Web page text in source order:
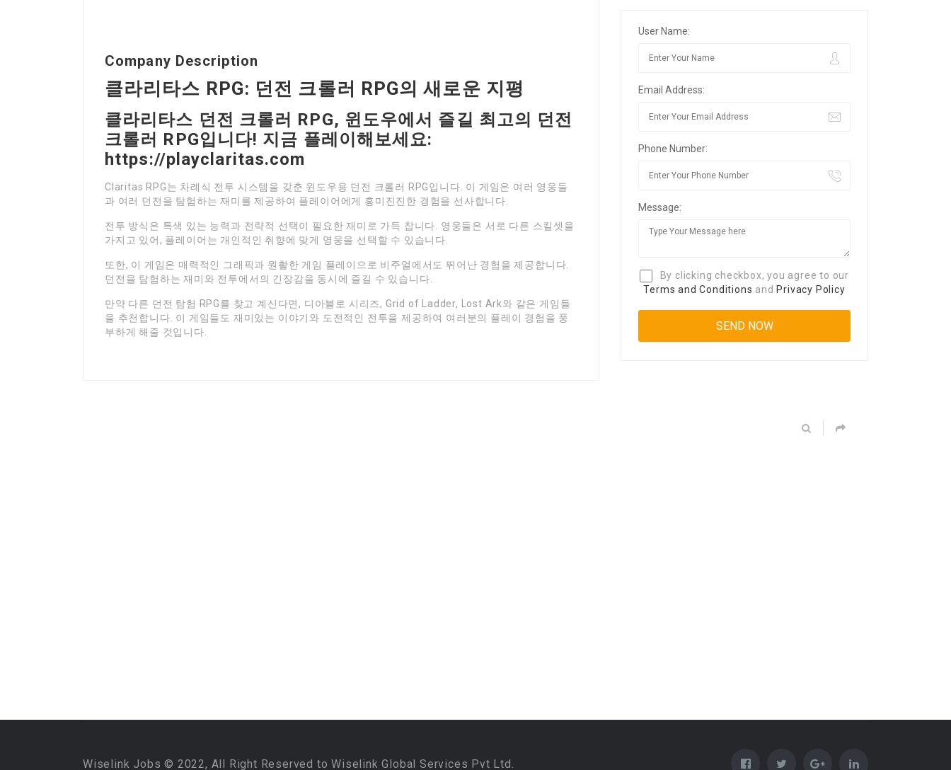
Company Description
클라리타스 RPG: 던전 크롤러 RPG의 새로운 지평
클라리타스 던전 크롤러 RPG, 윈도우에서 즐길 최고의 던전
크롤러 RPG입니다! 지금 플레이해보세요:
https://playclaritas.com
Claritas RPG는 차례식 전투 시스템을 갖춘 윈도우용 던전 크롤러 RPG입니다. 이 게임은 여러 영웅들
과 여러 던전을 탐험하는 재미를 제공하여 플레이어에게 흥미진진한 경험을 선사합니다.
전투 방식은 특색 있는 능력과 전략적 선택이 필요한 재미로 가득 찹니다. 영웅들은 서로 다른 스킬셋을
가지고 있어, 플레이어는 개인적인 취향에 맞게 영웅을 선택할 수 있습니다.
또한, 이 게임은 매력적인 그래픽과 원활한 게임 플레이으로 비주얼에서도 뛰어난 경험을 제공합니다.
던전을 탐험하는 재미와 전투에서의 긴장감을 동시에 즐길 수 있습니다.
만약 다른 던전 탐험 RPG를 찾고 계신다면, 디아블로 시리즈, Grid of Ladder, Lost Ark와 같은 게임들
을 추천합니다. 이 게임들도 재미있는 이야기와 도전적인 전투을 제공하여 여러분의 플레이 경험을 풍
부하게 해줄 것입니다.
User Name:
Email Address:
Phone Number:
Message:
By clicking checkbox, you agree to our
Terms and Conditions and Privacy Policy
Wiselink Jobs © 2022, All Right Reserved to Wiselink Global Services Pvt Ltd.